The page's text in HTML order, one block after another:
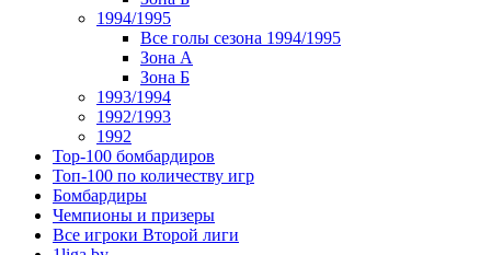
1994/1995
Все голы сезона 1994/1995
Зона А
Зона Б
1993/1994
1992/1993
1992
Top-100 бомбардиров
Топ-100 по количеству игр
Бомбардиры
Чемпионы и призеры
Все игроки Второй лиги